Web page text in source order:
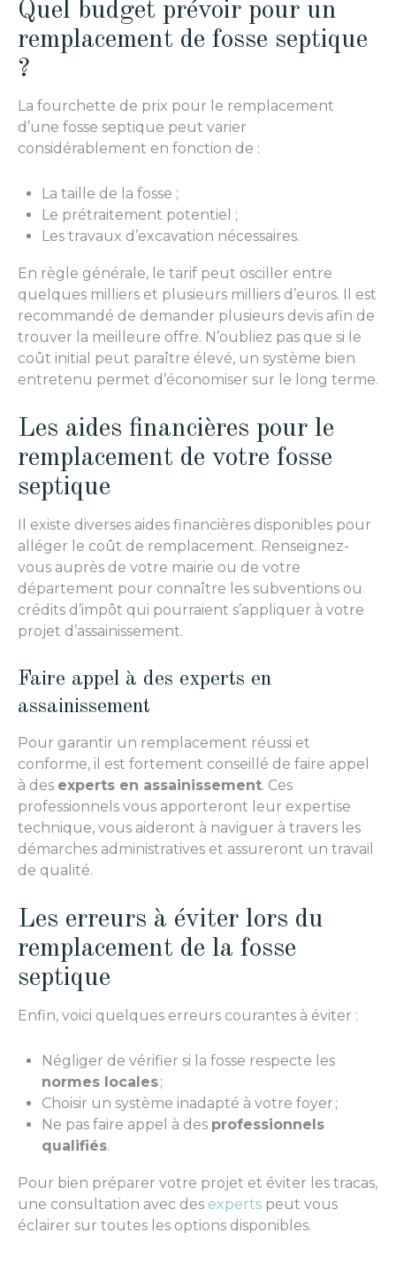
Quel budget prévoir pour un
remplacement de fosse septique
?
La fourchette de prix pour le remplacement
d’une fosse septique peut varier
considérablement en fonction de :
La taille de la fosse ;
Le prétraitement potentiel ;
Les travaux d’excavation nécessaires.
En règle générale, le tarif peut osciller entre
quelques milliers et plusieurs milliers d’euros. Il est
recommandé de demander plusieurs devis afin de
trouver la meilleure offre. N’oubliez pas que si le
coût initial peut paraître élevé, un système bien
entretenu permet d’économiser sur le long terme.
Les aides financières pour le
remplacement de votre fosse
septique
Il existe diverses aides financières disponibles pour
alléger le coût de remplacement. Renseignez-
vous auprès de votre mairie ou de votre
département pour connaître les subventions ou
crédits d’impôt qui pourraient s’appliquer à votre
projet d’assainissement.
Faire appel à des experts en
assainissement
Pour garantir un remplacement réussi et
conforme, il est fortement conseillé de faire appel
à des experts en assainissement. Ces
professionnels vous apporteront leur expertise
technique, vous aideront à naviguer à travers les
démarches administratives et assureront un travail
de qualité.
Les erreurs à éviter lors du
remplacement de la fosse
septique
Enfin, voici quelques erreurs courantes à éviter :
Négliger de vérifier si la fosse respecte les
normes locales;
Choisir un système inadapté à votre foyer ;
Ne pas faire appel à des professionnels
qualifiés.
Pour bien préparer votre projet et éviter les tracas,
une consultation avec des experts peut vous
éclairer sur toutes les options disponibles.